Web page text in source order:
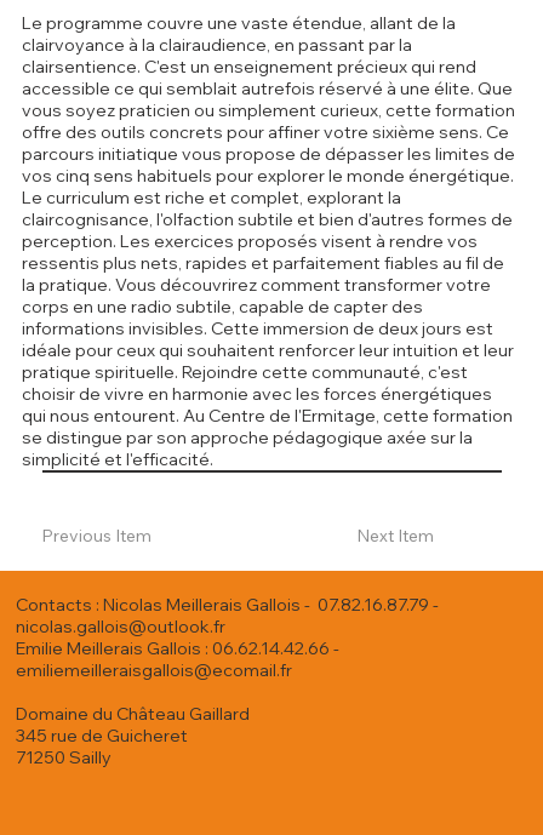
Previous Item Next Item
Le programme couvre une vaste étendue, allant de la
clairvoyance à la clairaudience, en passant par la
clairsentience. C'est un enseignement précieux qui rend
accessible ce qui semblait autrefois réservé à une élite. Que
vous soyez praticien ou simplement curieux, cette formation
offre des outils concrets pour affiner votre sixième sens. Ce
parcours initiatique vous propose de dépasser les limites de
vos cinq sens habituels pour explorer le monde énergétique.
Le curriculum est riche et complet, explorant la
claircognisance, l'olfaction subtile et bien d'autres formes de
perception. Les exercices proposés visent à rendre vos
ressentis plus nets, rapides et parfaitement fiables au fil de
la pratique. Vous découvrirez comment transformer votre
corps en une radio subtile, capable de capter des
informations invisibles. Cette immersion de deux jours est
idéale pour ceux qui souhaitent renforcer leur intuition et leur
pratique spirituelle. Rejoindre cette communauté, c'est
choisir de vivre en harmonie avec les forces énergétiques
qui nous entourent. Au Centre de l'Ermitage, cette formation
se distingue par son approche pédagogique axée sur la
simplicité et l'efficacité.
Contacts : Nicolas Meillerais Gallois - 07.82.16.87.79 -
nicolas.gallois@outlook.fr
Emilie Meillerais Gallois : 06.62.14.42.66 -
emiliemeilleraisgallois@ecomail.fr
Domaine du Château Gaillard
345 rue de Guicheret
71250 Sailly